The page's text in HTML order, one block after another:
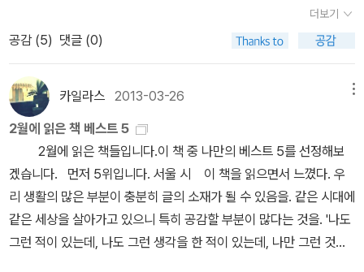
복잡한 존재임을 인정하게 된다. 어쩌면 우리가 이런 모습들을 확인
하면서 서로에게 조금 더 너그러워질 수 있을 것 같단 생각이 들었다.
빔 벤더스 감독의 이러한 시선이 좋았다. 주인공은 매일의 루틴이 있
지만, 조금 더 긴 터울의 루틴도 있다. 일을 쉬는 주말에는 빨래방에서
밀린 빨래를 하고, 일주일에 한번씩 단골 이자까야 집에 가서 익숙한
사람과 이야기를 나누고 익숙한 음식을 맛본다. 중고서점에 가서 신
중하게 한 권을 골라온다. 한 주 동안 찍은 필름을 현상소에 맡기고 사
진을 찾아와 이를 분류하고 골라 자신만의 상자에 모아두는 일 등이
그런 활동이다. 이렇듯 이 영화에는 주인공의 하루하루를 따라가며
만날 수 있는 한 인간의 의식으로 가득차있다. AI가 아닌 이상, 모든
인간의 하루 속에서도 다양한 감정이 교차하기도 한다. 문득 슬픔을
위대한 개츠비》이 합본 너무 웃겨서 삼ㅎ;쇼펜하우어《세상을 보는 지
혜》몽테뉴《몽테뉴 수상록》한길 그레이트 북스와 동서 문화사 책은
다시 살 생각하고 중고로 팔고 있다.마르셀 프루스트《읽어버린 시간
을 찾아서_게르망트쪽》(국일미디어)가라타니 고진《세계사의 구조》
(도서출판 b)선생, 완독 좀 하시지;;;)) 기욤 아폴리네르
《알코올》(대산 세계 문학 총서)쑨 잉퀘이《주역》(현암사)마스타니 후
미오《아함경》(현암사)(한길 그레이트 북스)질 들뢰즈《의미의 논리》
르네 지라르《낭만적 거짓과 소설적 진실》(동서 문화사 월드북)아리
스토텔레스《니코마코스 윤리학 /정치학 /시학》마르틴 하이데거《존
재와 시간》앗, 사르트르 《존재와 무》 인증컷에 못 넣었네!자크 프레
대가들을 비롯하여 비요크, 라디오헤드 같은 현대 팝의 거장들을 심
층 인터뷰하며 그 무엇으로도 가둘 수 없는 ‘시간의 예술’ 음악의 본질
을 전한다.또한 주제에 상관없이 음악이 인간 조건의 복잡다단한 면
을 어떻게 담아내고, 어떤 식으로 살아남아 그 영역을 확장해나가는
지도 보여준다. 이 책은 20여 년 동안 <뉴요커>에서 활동하고 있는
음악비평가로서의 지식 및 경험과 다양한 상을 받은 전작 <나머지는
소음이다>에서 보여준 저자의 필력과, 클래식과 팝을 넘나들며 음악
과 음악가들에 대한 다양한 에피소드들을 재미있게 풀어내는 저자만
의 놀라운 역량이 집약된 책이다. 일단 읽어본 MD가 좋다고 하니 믿
어보고, 내가 앞 뒤 안 가리고 그냥 혹하는 키워드가 몇가지 있는데,
그 중 하나가 '뉴요커'다. 요즘 클래식을 들어볼까 '명연주 명음반' 다
이 갑자기 그 애에게 말을 붙인다. '야, 십분에 벌써 수업시작했다''알
고 있어'... 음.. 그러니까 앞서 걷던 녀석은 중학생 꼬맹이였고, 학교
던 것이었네.운동장에는 몇몇 아이들의 모습과 선생님 같은 어른의
모습도 보이는 것 같았는데 지금 수업을 시작했다는거네. 그리고 이
녀석은 알면서도 여유롭게 길을 걷고 있었던것이고.그래도 녀석들은
더 길게 수업을 째지않고 - 그러니까 언젠가는 몇몇 녀석들이 학교 정
문이 아닌 다른 곳으로 발길을 돌리는 걸 길 건너편에서 지켜보기도
했었는데, 그녀석들과는 달리 수업을 받으러 어깨를 나란히 하고 학
교 교문을 들어서는 것을 보고 왠지 모르게 안심이 되었다. 저 아이들
에게 학교는 무엇일까.사실 지금 그녀석들에게 가장 보호되는 공간
이미 갖고 있던 노트들 중에 한 권을 꺼내들었다. 스케치를 하기 쉬운
종이에 대한 설명도 있지만 아직 기초 드로잉도 안되는 내가 조금은
비싼 드로잉노트를 구입할 필요는 없지 않을까 라는 생각에 집에 쌓
이고 쌓여있는 온갖 노트들 중에서 조금은 중량이 많이 나가는 종이
재질의 노트를 꺼내들었다. 아, 그런데 정말. 모두의 공통점은 날마다
십분, 이십분씩 꾸준히 노력하면 그림 실력이 는다는 것이다. 그것은
굳이 책을 읽지 않아도 알 수 있는 것이지만 아무리 길어도 일주일을
못넘기고 있다. 아니 왜. 나는 별로 하는 일이 없는 것 같은데도 날마
다 바쁘게 하루하루를 보내고 있는지 모르겠어.아무튼. 드로잉 관련
책 두 권을 빼고 구입하고 싶은 책들... 무려 반값이다. 알라딘 노트로
만 존재하고 있는 '그날들'이 반값이라고 하니 이제 드디어 적립금을
더보기
공감 (5) 댓글 (0)
카일라스 2013-03-26
2월에 읽은 책 베스트 5
2월에 읽은 책들입니다.이 책 중 나만의 베스트 5를 선정해보
겠습니다. 먼저 5위입니다. 서울 시 이 책을 읽으면서 느꼈다. 우
리 생활의 많은 부분이 충분히 글의 소재가 될 수 있음을. 같은 시대에
같은 세상을 살아가고 있으니 특히 공감할 부분이 많다는 것을. '나도
그런 적이 있는데, 나도 그런 생각을 한 적이 있는데, 나만 그런 것은